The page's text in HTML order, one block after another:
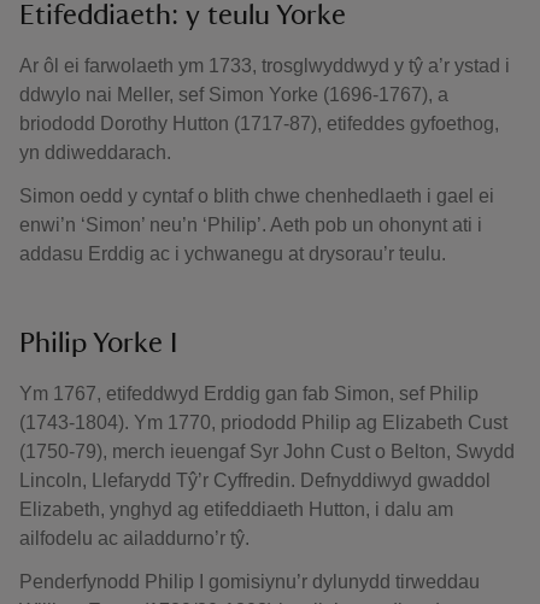
Etifeddiaeth: y teulu Yorke
Ar ôl ei farwolaeth ym 1733, trosglwyddwyd y tŷ a’r ystad i
ddwylo nai Meller, sef Simon Yorke (1696-1767), a
briododd Dorothy Hutton (1717-87), etifeddes gyfoethog,
yn ddiweddarach.
Simon oedd y cyntaf o blith chwe chenhedlaeth i gael ei
enwi’n ‘Simon’ neu’n ‘Philip’. Aeth pob un ohonynt ati i
addasu Erddig ac i ychwanegu at drysorau’r teulu.
Philip Yorke I
Ym 1767, etifeddwyd Erddig gan fab Simon, sef Philip
(1743-1804). Ym 1770, priododd Philip ag Elizabeth Cust
(1750-79), merch ieuengaf Syr John Cust o Belton, Swydd
Lincoln, Llefarydd Tŷ’r Cyffredin. Defnyddiwyd gwaddol
Elizabeth, ynghyd ag etifeddiaeth Hutton, i dalu am
ailfodelu ac ailaddurno’r tŷ.
Penderfynodd Philip I gomisiynu’r dylunydd tirweddau